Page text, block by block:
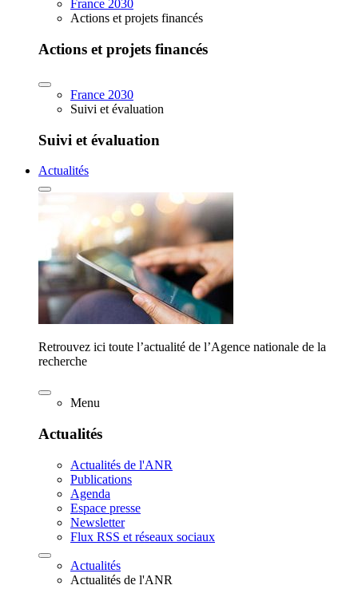
France 2030
Actions et projets financés
Actions et projets financés
France 2030
Suivi et évaluation
Suivi et évaluation
Actualités
Retrouvez ici toute l’actualité de l’Agence nationale de la
recherche
Menu
Actualités
Actualités de l'ANR
Publications
Agenda
Espace presse
Newsletter
Flux RSS et réseaux sociaux
Actualités
Actualités de l'ANR